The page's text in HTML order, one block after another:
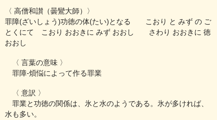
〈 高僧和讃（曇鸞大師）〉
罪障(ざいしょう)功徳の体(たい)となる こおり と みず の ご
とくにて
こおり おおきに みず おおし さわり おおきに 徳
おおし
〈 言葉の意味 〉
罪障‐煩悩によって作る罪業
〈 意訳 〉
罪業と功徳の関係は、氷と水のようである。氷が多ければ、
水も多い。